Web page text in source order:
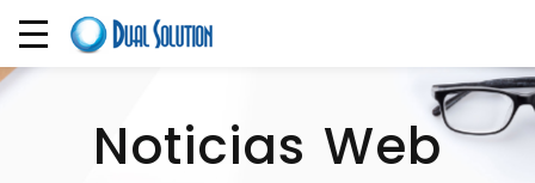
Noticias Web